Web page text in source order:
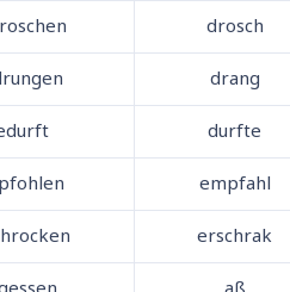
drosch
drang
durfte
empfahl
erschrak